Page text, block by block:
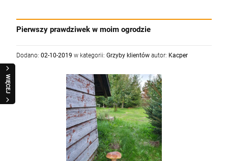
WIĘCEJ
Pierwszy prawdziwek w moim ogrodzie
Dodano: 02-10-2019 w kategorii: Grzyby klientów autor: Kacper